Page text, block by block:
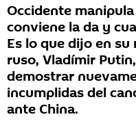
Occidente
conviene la da y
Es lo que dijo en
ruso, Vladímir
demostrar
incumplidas del
ante China.